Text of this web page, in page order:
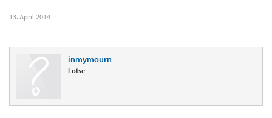
13. April 2014
inmymourn
Lotse